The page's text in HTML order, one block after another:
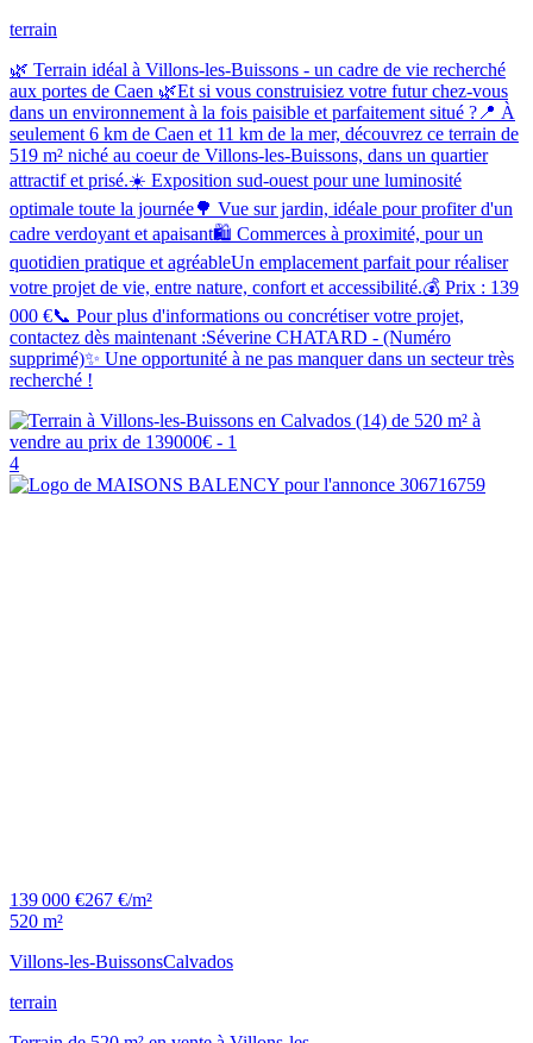
terrain
🌿 Terrain idéal à Villons-les-Buissons - un cadre de vie recherché
aux portes de Caen 🌿Et si vous construisiez votre futur chez-vous
dans un environnement à la fois paisible et parfaitement situé ?📍 À
seulement 6 km de Caen et 11 km de la mer, découvrez ce terrain de
519 m² niché au coeur de Villons-les-Buissons, dans un quartier
attractif et prisé.☀️ Exposition sud-ouest pour une luminosité
optimale toute la journée🌳 Vue sur jardin, idéale pour profiter d'un
cadre verdoyant et apaisant🛍️ Commerces à proximité, pour un
quotidien pratique et agréableUn emplacement parfait pour réaliser
votre projet de vie, entre nature, confort et accessibilité.💰 Prix : 139
000 €📞 Pour plus d'informations ou concrétiser votre projet,
contactez dès maintenant :Séverine CHATARD - (Numéro
supprimé)✨ Une opportunité à ne pas manquer dans un secteur très
recherché !
4
139 000 €267 €/m²
520 m²
Villons-les-BuissonsCalvados
terrain